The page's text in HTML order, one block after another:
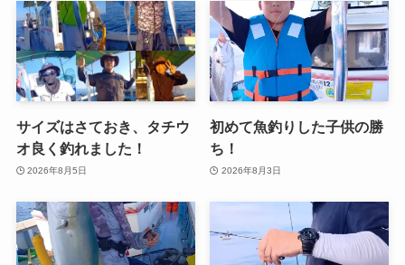
サイズはさておき、タチウ
オ良く釣れました！
2026年8月5日
初めて魚釣りした子供の勝
ち！
2026年8月3日